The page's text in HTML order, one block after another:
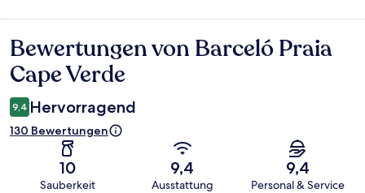
Bewertungen
Bewertungen von Barceló Praia
Cape Verde
9,4 Hervorragend
130 Bewertungen
10
Sauberkeit
9,4
Ausstattung
9,4
Personal & Service